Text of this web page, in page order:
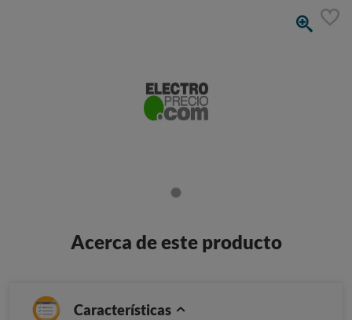
Acerca de este producto
Características